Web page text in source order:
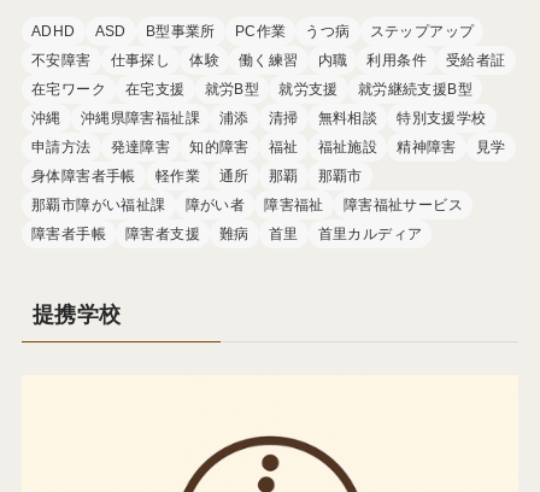
ADHD ASD B型事業所 PC作業 うつ病
ステップアップ
不安障害
仕事探し 体験 働く練習 内職 利用条件
受給者証
在宅ワーク
在宅支援 就労B型 就労支援
就労継続支援B型
沖縄
沖縄県障害福祉課 浦添 清掃 無料相談
特別支援学校
申請方法
発達障害 知的障害 福祉 福祉施設 精神障害
見学
身体障害者手帳
軽作業 通所 那覇
那覇市
那覇市障がい福祉課
障がい者 障害福祉
障害福祉サービス
障害者手帳
障害者支援 難病 首里 首里カルディア
提携学校